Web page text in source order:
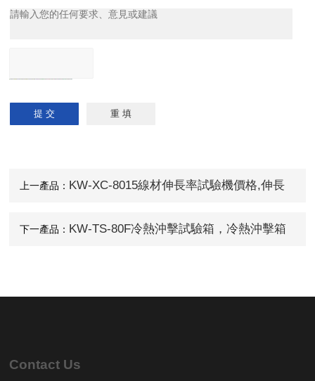
上一產品： KW-XC-8015線材伸長率試驗機價格,伸長
下一產品： KW-TS-80F冷熱沖擊試驗箱，冷熱沖擊箱
Contact Us